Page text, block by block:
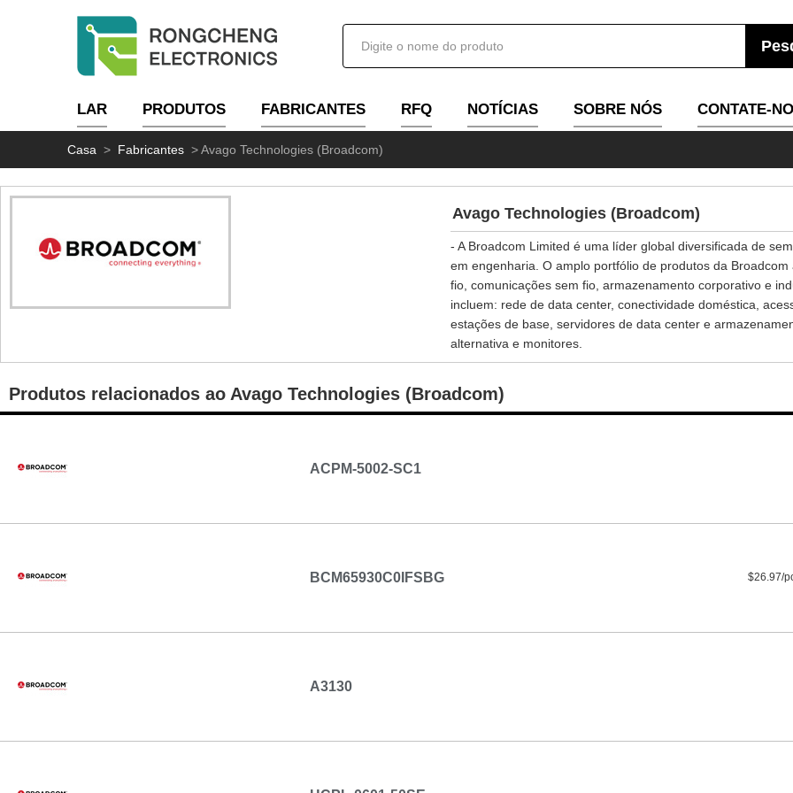
LAR PRODUTOS FABRICANTES RFQ NOTÍCIAS SOBRE NÓS CONTATE-
Casa > Fabricantes >Avago Technologies (Broadcom)
Avago Technologies (Broadcom)
- A Broadcom Limited é uma líder global diversificada de
em engenharia. O amplo portfólio de produtos da
fio, comunicações sem fio, armazenamento corporativo e
incluem: rede de data center, conectividade doméstica,
estações de base, servidores de data center e
alternativa e monitores.
Produtos relacionados ao Avago Technologies (Broadcom)
ACPM-5002-SC1
BCM65930C0IFSBG $26.97/
A3130